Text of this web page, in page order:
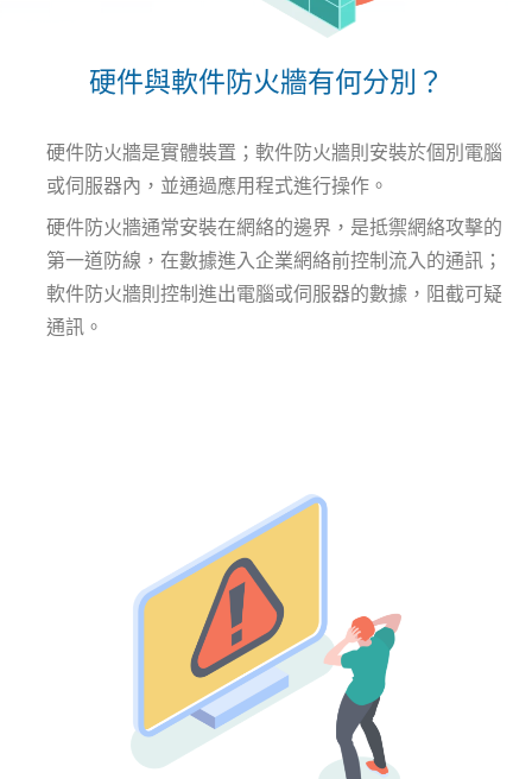
硬件與軟件防火牆有何分別？
硬件防火牆是實體裝置；軟件防火牆則安裝於個別電腦
或伺服器內，並通過應用程式進行操作。
硬件防火牆通常安裝在網絡的邊界，是抵禦網絡攻擊的
第一道防線，在數據進入企業網絡前控制流入的通訊；
軟件防火牆則控制進出電腦或伺服器的數據，阻截可疑
通訊。